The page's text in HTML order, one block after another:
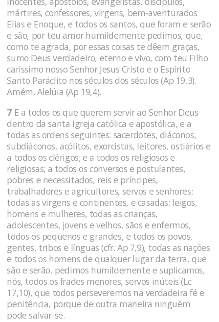
mártires, confessores, virgens, bem-aventurados
Elias e Enoque, e todos os santos, que foram e serão
e são, por teu amor humildemente pedimos, que,
como te agrada, por essas coisas te dêem graças,
sumo Deus verdadeiro, eterno e vivo, com teu Filho
caríssimo nosso Senhor Jesus Cristo e o Espírito
Santo Paráclito nos séculos dos séculos (Ap 19,3).
Amém. Alelúia (Ap 19,4).
7 E a todos os que querem servir ao Senhor Deus
dentro da santa Igreja católica e apostólica, e a
todas as ordens seguintes: sacerdotes, diáconos,
subdiáconos, acólitos, exorcistas, leitores, ostiários e
a todos os clérigos; e a todos os religiosos e
religiosas; a todos os conversos e postulantes,
pobres e necessitados, reis e príncipes,
trabalhadores e agricultores, servos e senhores;
todas as virgens e continentes, e casadas; leigos,
homens e mulheres, todas as crianças,
adolescentes, jovens e velhos, sãos e enfermos,
todos os pequenos e grandes, e todos os povos,
gentes, tribos e línguas (cfr. Ap 7,9), todas as nações
e todos os homens de qualquer lugar da terra, que
são e serão, pedimos humildemente e suplicamos,
nós, todos os frades menores, servos inúteis (Lc
17,10), que todos perseveremos na verdadeira fé e
penitência, porque de outra maneira ninguém
pode salvar-se.